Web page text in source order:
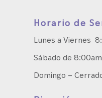
Horario de
Lunes a Viernes
Sábado de
Domingo –